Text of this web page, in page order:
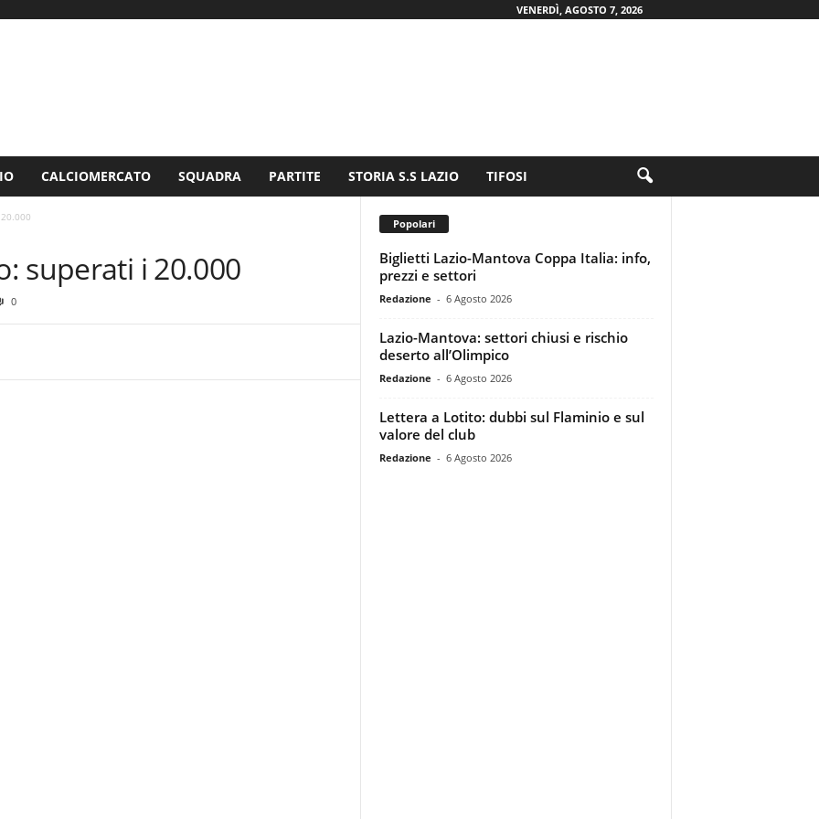
VENERDÌ, AGOSTO 7, 2026
CALCIOMERCATO SQUADRA PARTITE STORIA S.S LAZIO TIFOSI
superati i 20.000
0
Popolari
Biglietti Lazio-Mantova Coppa Italia: info,
prezzi e settori
Redazione - 6 Agosto 2026
Lazio-Mantova: settori chiusi e rischio
deserto all’Olimpico
Redazione - 6 Agosto 2026
Lettera a Lotito: dubbi sul Flaminio e sul
valore del club
Redazione - 6 Agosto 2026